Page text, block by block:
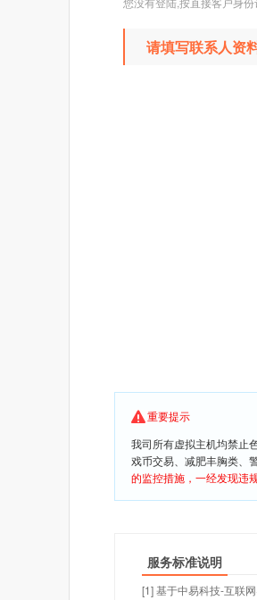
请填写联系人资
重要提示
我司所有虚拟主机均禁止
戏币交易、减肥丰胸类、
的监控措施，一经发现违
服务标准说明
[1] 基于中易科技-互联